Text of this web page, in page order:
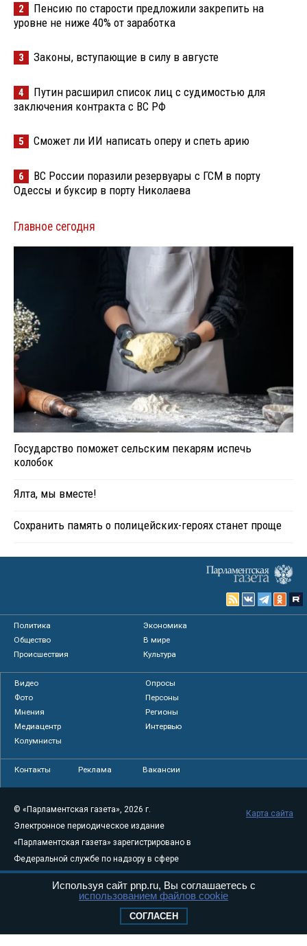
2
Пенсию по старости предложили закрепить на
уровне не ниже 40% от заработка
3 Законы, вступающие в силу в августе
4
Путин расширил список лиц с судимостью для
заключения контракта с ВС РФ
5 Сможет ли ИИ написать оперу и спеть арию
6
ВС России поразили резервуары с ГСМ в порту
Одессы и буксир в порту Николаева
Главное сегодня
Государство поможет сельским пекарям испечь
колобок
Ялта, мы вместе!
Сохранить память о полицейских-героях станет проще
Политика
Экономика
Общество
В мире
Происшествия
Культура
Видео
Опросы
Фото
Персоны
Мнения
Регионы
Медиацентр
Интервью
Колумнисты
Контакты Реклама Вакансии
© «Парламентская газета», 2026 г.
Электронное периодическое издание
«Парламентская газета» зарегистрировано в
Федеральной службе по надзору в сфере
связи, информационных технологий и
массовых коммуникаций (Роскомнадзор) 05
Свидетельство о регистрации Эл № ФС77-
Карта сайта
Используя сайт pnp.ru, Вы соглашаетесь с
использованием файлов cookie
СОГЛАСЕН